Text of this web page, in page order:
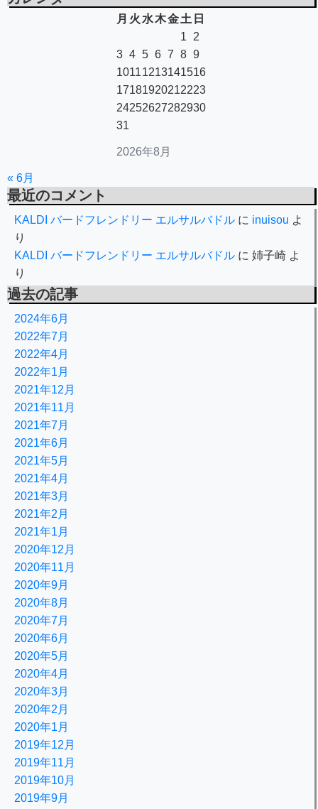
2026年8月
月 火 水木金 土 日
1
2
3 4 5 6 7 8 9
10111213141516
17181920212223
24252627282930
31
« 6月
最近のコメント
KALDI バードフレンドリー エルサルバドル に inuisou よ
り
KALDI バードフレンドリー エルサルバドル に 姉子崎 よ
り
過去の記事
2024年6月
2022年7月
2022年4月
2022年1月
2021年12月
2021年11月
2021年7月
2021年6月
2021年5月
2021年4月
2021年3月
2021年2月
2021年1月
2020年12月
2020年11月
2020年9月
2020年8月
2020年7月
2020年6月
2020年5月
2020年4月
2020年3月
2020年2月
2020年1月
2019年12月
2019年11月
2019年10月
2019年9月